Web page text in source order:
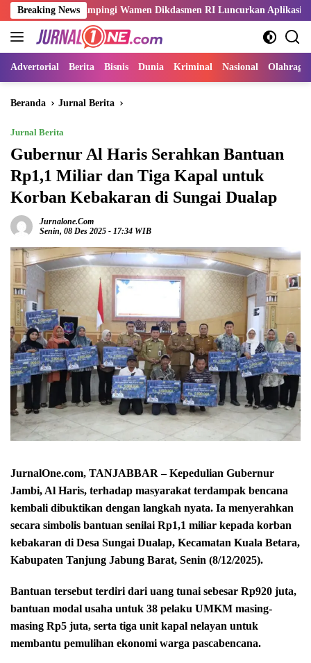
Langsung
ke
konten
Breaking News
Sani Dampingi Wamen Dikdasmen RI Luncurkan Aplikasi Bungo
Advertorial Berita Bisnis Dunia Kriminal Nasional Olahraga
Beranda Jurnal Berita
Jurnal Berita
Gubernur Al Haris Serahkan Bantuan
Rp1,1 Miliar dan Tiga Kapal untuk
Korban Kebakaran di Sungai Dualap
Jurnalone.com
Senin, 08 Des 2025 - 17:34 WIB
JurnalOne.com, TANJABBAR – Kepedulian Gubernur
Jambi, Al Haris, terhadap masyarakat terdampak bencana
kembali dibuktikan dengan langkah nyata. Ia menyerahkan
secara simbolis bantuan senilai Rp1,1 miliar kepada korban
kebakaran di Desa Sungai Dualap, Kecamatan Kuala Betara,
Kabupaten Tanjung Jabung Barat, Senin (8/12/2025).
Bantuan tersebut terdiri dari uang tunai sebesar Rp920 juta,
bantuan modal usaha untuk 38 pelaku UMKM masing-
masing Rp5 juta, serta tiga unit kapal nelayan untuk
membantu pemulihan ekonomi warga pascabencana.